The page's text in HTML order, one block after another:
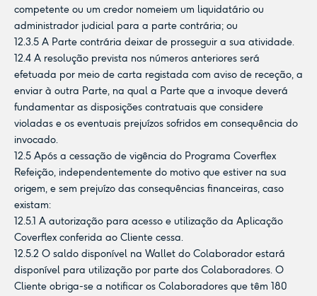
competente ou um credor nomeiem um liquidatário ou
administrador judicial para a parte contrária; ou
12.3.5 A Parte contrária deixar de prosseguir a sua atividade.
12.4 A resolução prevista nos números anteriores será
efetuada por meio de carta registada com aviso de receção, a
enviar à outra Parte, na qual a Parte que a invoque deverá
fundamentar as disposições contratuais que considere
violadas e os eventuais prejuízos sofridos em consequência do
invocado.
12.5 Após a cessação de vigência do Programa Coverflex
Refeição, independentemente do motivo que estiver na sua
origem, e sem prejuízo das consequências financeiras, caso
existam:
12.5.1 A autorização para acesso e utilização da Aplicação
Coverflex conferida ao Cliente cessa.
12.5.2 O saldo disponível na Wallet do Colaborador estará
disponível para utilização por parte dos Colaboradores. O
Cliente obriga-se a notificar os Colaboradores que têm 180